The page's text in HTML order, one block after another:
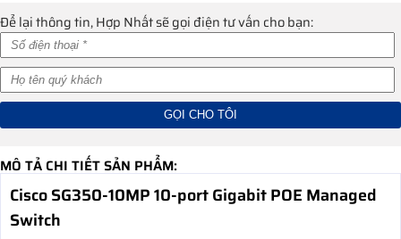
Để lại thông tin, Hợp Nhất sẽ gọi điện tư vấn cho bạn:
MÔ TẢ CHI TIẾT SẢN PHẨM:
Cisco SG350-10MP 10-port Gigabit POE Managed
Switch